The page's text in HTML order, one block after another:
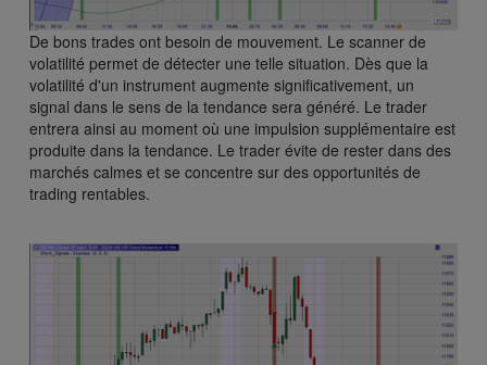
De bons trades ont besoin de mouvement. Le scanner de
volatilité permet de détecter une telle situation. Dès que la
volatilité d'un instrument augmente significativement, un
signal dans le sens de la tendance sera généré. Le trader
entrera ainsi au moment où une impulsion supplémentaire est
produite dans la tendance. Le trader évite de rester dans des
marchés calmes et se concentre sur des opportunités de
trading rentables.